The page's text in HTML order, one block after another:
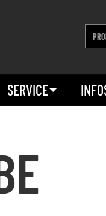
SERVICE